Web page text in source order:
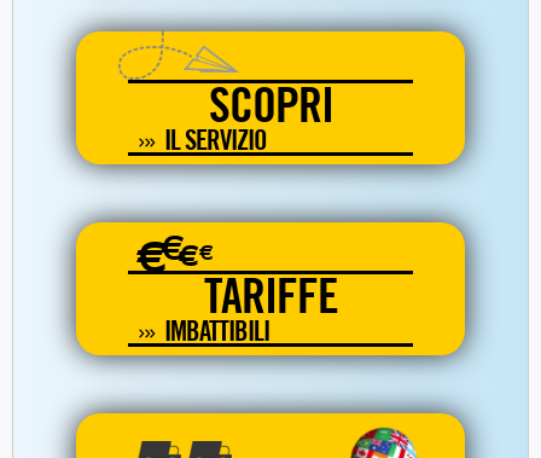
SCOPRI
IL SERVIZIO
€€€€
TARIFFE
IMBATTIBILI